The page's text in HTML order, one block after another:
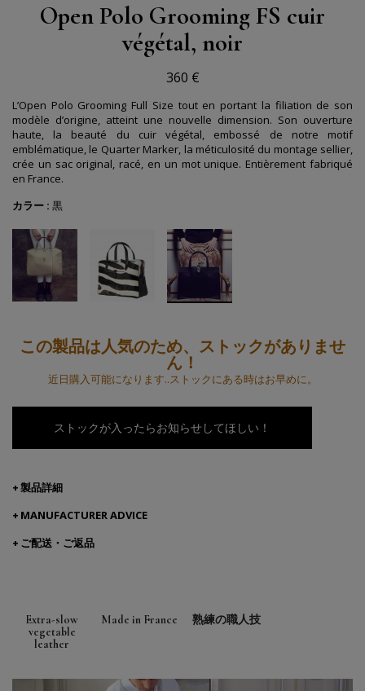
Open Polo Grooming FS cuir
végétal, noir
360 €
L’Open Polo Grooming Full Size tout en portant la filiation de son
modèle d’origine, atteint une nouvelle dimension. Son ouverture
haute, la beauté du cuir végétal, embossé de notre motif
emblématique, le Quarter Marker, la méticulosité du montage sellier,
crée un sac original, racé, en un mot unique. Entièrement fabriqué
en France.
カラー : 黒
この製品は人気のため、ストックがありませ
ん！
近日購入可能になります..ストックにある時はお早めに。
ストックが入ったらお知らせしてほしい！
製品詳細
MANUFACTURER ADVICE
ご配送・ご返品
Extra-slow
vegetable
leather
Made in France 熟練の職人技